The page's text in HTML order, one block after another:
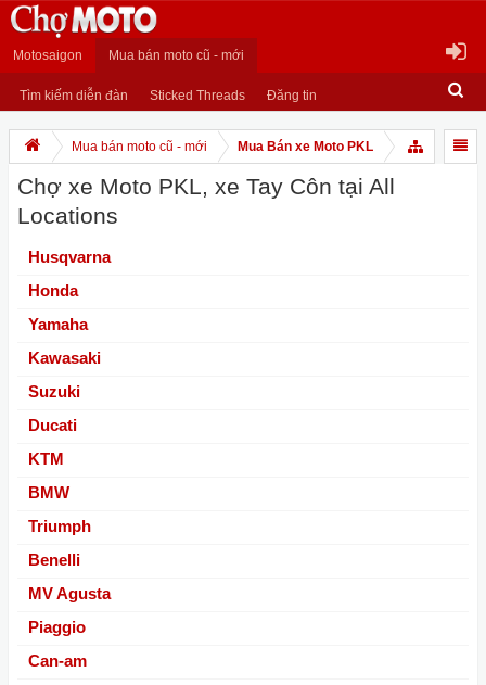
Motosaigon Mua bán moto cũ - mới
Tìm kiếm diễn đàn Sticked Threads Đăng tin
Mua bán moto cũ - mới Mua Bán xe Moto PKL
Chợ xe Moto PKL, xe Tay Côn tại All
Locations
Husqvarna
Honda
Yamaha
Kawasaki
Suzuki
Ducati
KTM
BMW
Triumph
Benelli
MV Agusta
Piaggio
Can-am